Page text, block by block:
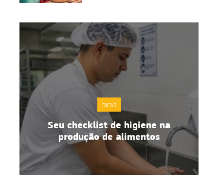
DICAS
Seu checklist de higiene na
produção de alimentos